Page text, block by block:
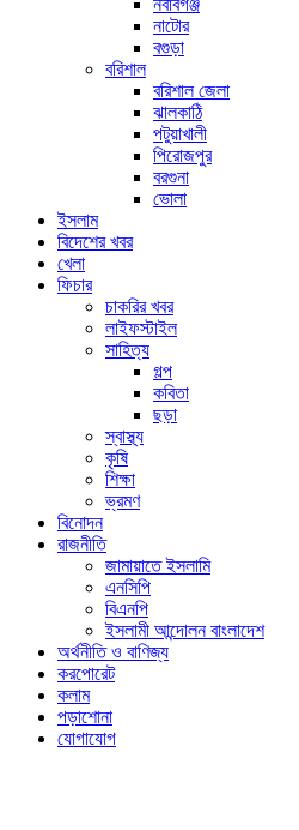
নবাবগঞ্জ
নাটোর
বগুড়া
বরিশাল
বরিশাল জেলা
ঝালকাঠি
পটুয়াখালী
পিরোজপুর
বরগুনা
ভোলা
ইসলাম
বিদেশের খবর
খেলা
ফিচার
চাকরির খবর
লাইফস্টাইল
সাহিত্য
গল্প
কবিতা
ছড়া
স্বাস্থ্য
কৃষি
শিক্ষা
ভ্রমণ
বিনোদন
রাজনীতি
জামায়াতে ইসলামি
এনসিপি
বিএনপি
ইসলামী আন্দোলন বাংলাদেশ
অর্থনীতি ও বাণিজ্য
করপোরেট
কলাম
পড়াশোনা
যোগাযোগ